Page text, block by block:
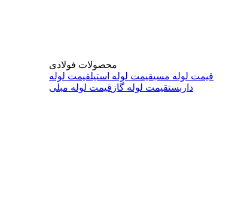
محصولات فولادی
قیمت لوله مسیقیمت لوله استیلقیمت لوله
داربستقیمت لوله گاز قیمت لوله مبلی